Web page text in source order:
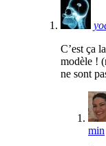
C’est ça
modèle !
ne sont
min